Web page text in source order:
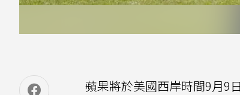
蘋果將於美國西岸時間9月9